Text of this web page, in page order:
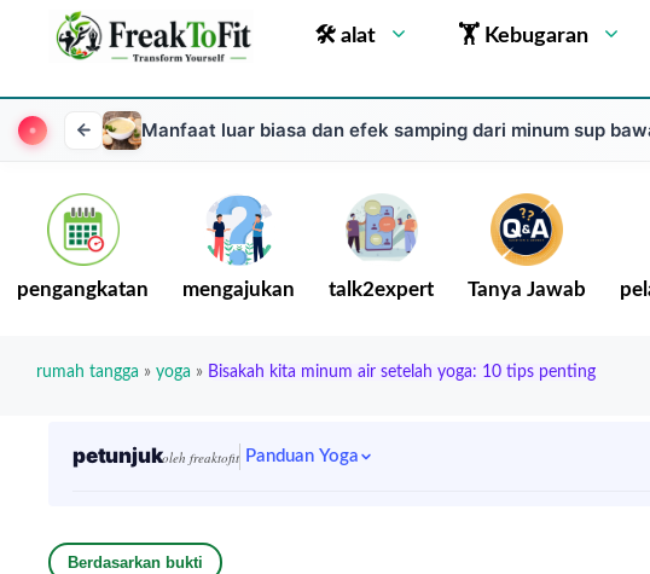
🛠 alat 🏋 Kebugaran
Manfaat luar biasa dan efek samping dari minum sup
pengangkatan mengajukan talk2expert Tanya Jawab
rumah tangga » yoga » Bisakah kita minum air setelah yoga: 10 tips penting
petunjukoleh freaktofit Panduan Yoga
Berdasarkan bukti